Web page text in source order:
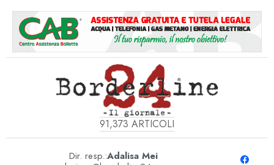
91,373 ARTICOLI
Dir. resp.:Adalisa Mei